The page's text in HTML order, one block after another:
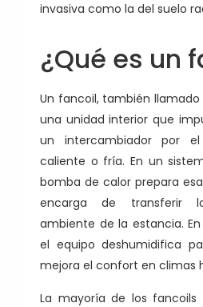
invasiva como la del suelo
¿Qué es un
Un fancoil, también
una unidad interior que
un intercambiador por
caliente o fría. En un
bomba de calor prepara
encarga de transferir
ambiente de la estancia.
el equipo deshumidifica
mejora el confort en climas
La mayoría de los fancoils